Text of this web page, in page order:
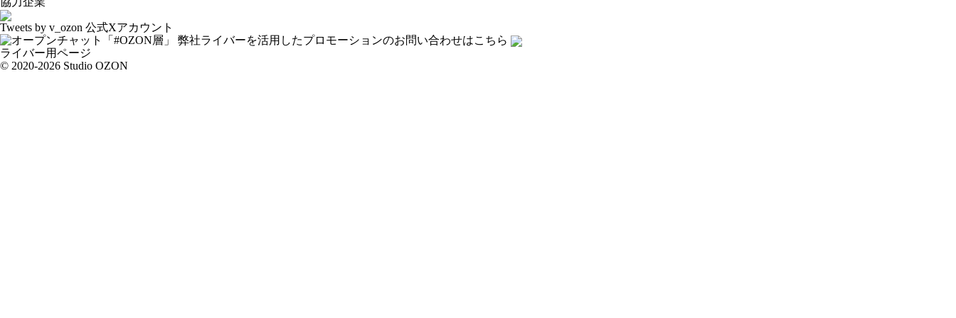
Tweets by v_ozon 公式Xアカウント
弊社ライバーを活用したプロモーションのお問い合わせはこちら
ライバー用ページ
© 2020-2026 Studio OZON